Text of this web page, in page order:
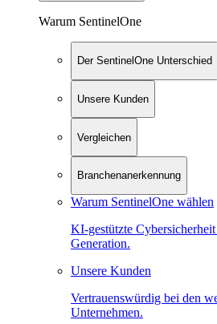
Warum SentinelOne
Der SentinelOne Unterschied
Unsere Kunden
Vergleichen
Branchenanerkennung
Warum SentinelOne wählen
KI-gestützte
Generation.
Unsere Kunden
Vertrauenswürdig bei den
Unternehmen.